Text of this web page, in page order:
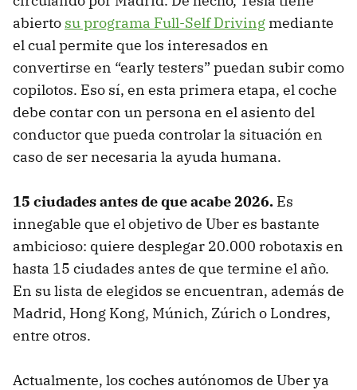
abierto su programa Full-Self Driving mediante
el cual permite que los interesados en
convertirse en “early testers” puedan subir como
copilotos. Eso sí, en esta primera etapa, el coche
debe contar con un persona en el asiento del
conductor que pueda controlar la situación en
caso de ser necesaria la ayuda humana.
15 ciudades antes de que acabe 2026. Es
innegable que el objetivo de Uber es bastante
ambicioso: quiere desplegar 20.000 robotaxis en
hasta 15 ciudades antes de que termine el año.
En su lista de elegidos se encuentran, además de
Madrid, Hong Kong, Múnich, Zúrich o Londres,
entre otros.
Actualmente, los coches autónomos de Uber ya